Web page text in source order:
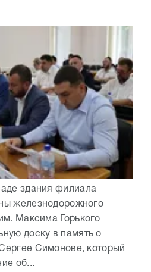
здания филиала
железнодорожного
Максима Горького
доску в память о
Симонове, который
об...